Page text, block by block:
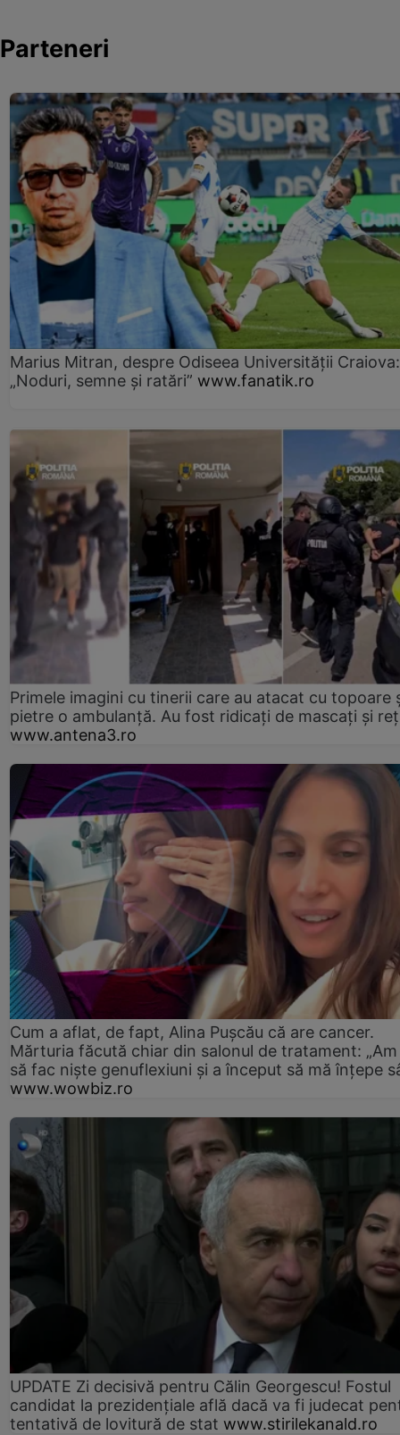
Parteneri
Marius Mitran, despre Odiseea Universității Craiova:
„Noduri, semne și ratări” www.fanatik.ro
Primele imagini cu tinerii care au atacat cu topoare
pietre o ambulanță. Au fost ridicați de mascați și
www.antena3.ro
Cum a aflat, de fapt, Alina Pușcău că are cancer.
Mărturia făcută chiar din salonul de tratament:
să fac niște genuflexiuni și a început să mă înțepe
www.wowbiz.ro
UPDATE Zi decisivă pentru Călin Georgescu! Fostul
candidat la prezidențiale află dacă va fi judecat
tentativă de lovitură de stat www.stirilekanald.ro